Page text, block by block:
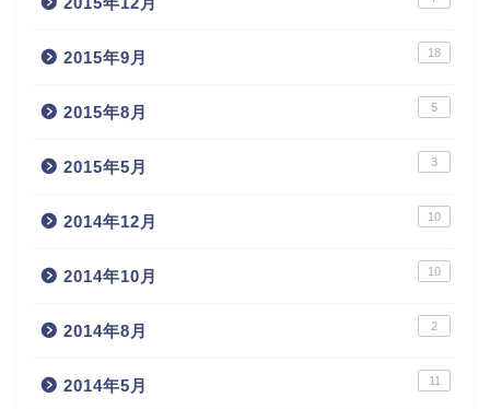
2015年9月 18
2015年8月 5
2015年5月 3
2014年12月 10
2014年10月 10
2014年8月 2
2014年5月 11